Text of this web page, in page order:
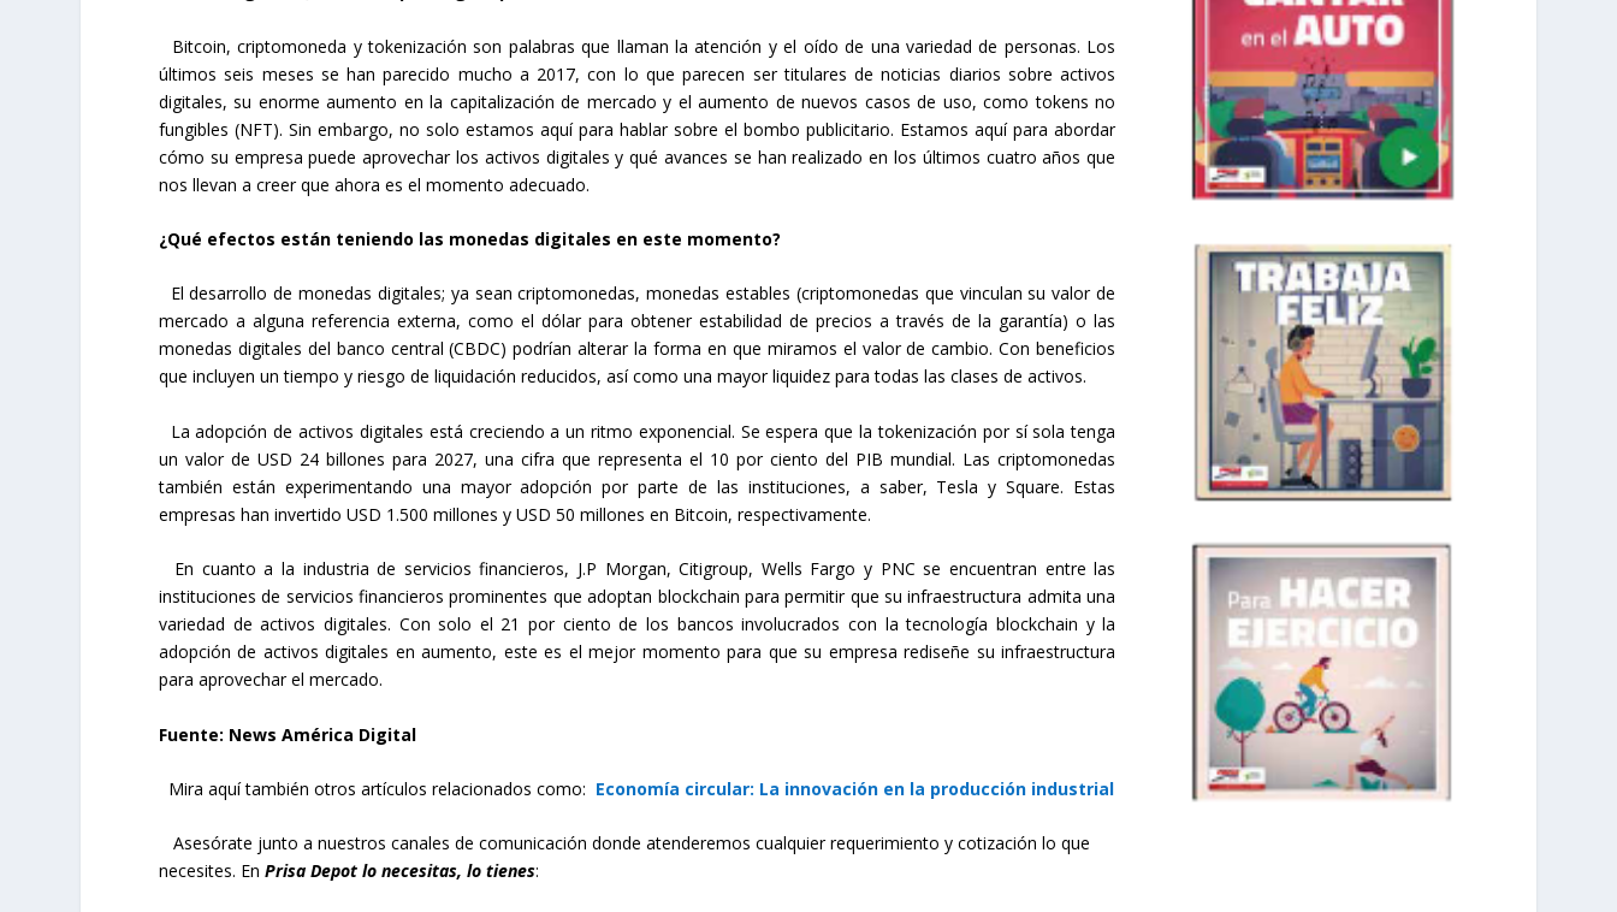
Bitcoin, criptomoneda y tokenización son palabras que llaman la atención y el oído de una variedad de personas. Los
últimos seis meses se han parecido mucho a 2017, con lo que parecen ser titulares de noticias diarios sobre activos
digitales, su enorme aumento en la capitalización de mercado y el aumento de nuevos casos de uso, como tokens no
fungibles (NFT). Sin embargo, no solo estamos aquí para hablar sobre el bombo publicitario. Estamos aquí para abordar
cómo su empresa puede aprovechar los activos digitales y qué avances se han realizado en los últimos cuatro años que
nos llevan a creer que ahora es el momento adecuado.
¿Qué efectos están teniendo las monedas digitales en este momento?
El desarrollo de monedas digitales; ya sean criptomonedas, monedas estables (criptomonedas que vinculan su valor de
mercado a alguna referencia externa, como el dólar para obtener estabilidad de precios a través de la garantía) o las
monedas digitales del banco central (CBDC) podrían alterar la forma en que miramos el valor de cambio. Con beneficios
que incluyen un tiempo y riesgo de liquidación reducidos, así como una mayor liquidez para todas las clases de activos.
La adopción de activos digitales está creciendo a un ritmo exponencial. Se espera que la tokenización por sí sola tenga
un valor de USD 24 billones para 2027, una cifra que representa el 10 por ciento del PIB mundial. Las criptomonedas
también están experimentando una mayor adopción por parte de las instituciones, a saber, Tesla y Square. Estas
empresas han invertido USD 1.500 millones y USD 50 millones en Bitcoin, respectivamente.
En cuanto a la industria de servicios financieros, J.P Morgan, Citigroup, Wells Fargo y PNC se encuentran entre las
instituciones de servicios financieros prominentes que adoptan blockchain para permitir que su infraestructura admita una
variedad de activos digitales. Con solo el 21 por ciento de los bancos involucrados con la tecnología blockchain y la
adopción de activos digitales en aumento, este es el mejor momento para que su empresa rediseñe su infraestructura
para aprovechar el mercado.
Fuente: News América Digital
Mira aquí también otros artículos relacionados como: Economía circular: La innovación en la producción industrial
Asesórate junto a nuestros canales de comunicación donde atenderemos cualquier requerimiento y cotización lo que
necesites. En Prisa Depot lo necesitas, lo tienes: